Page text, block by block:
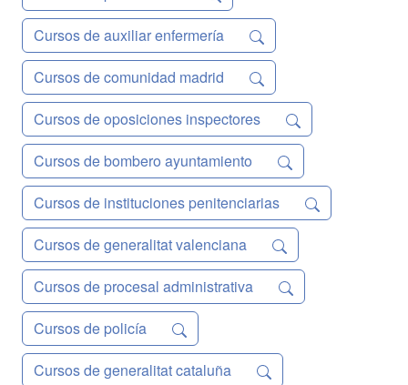
Cursos de auxiliar enfermería
Cursos de comunidad madrid
Cursos de oposiciones inspectores
Cursos de bombero ayuntamiento
Cursos de instituciones penitenciarias
Cursos de generalitat valenciana
Cursos de procesal administrativa
Cursos de policía
Cursos de generalitat cataluña